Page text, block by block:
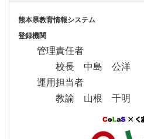
熊本県教育情報システム
登録機関
管理責任者
校長 中島 公洋
運用担当者
教諭 山根 千明